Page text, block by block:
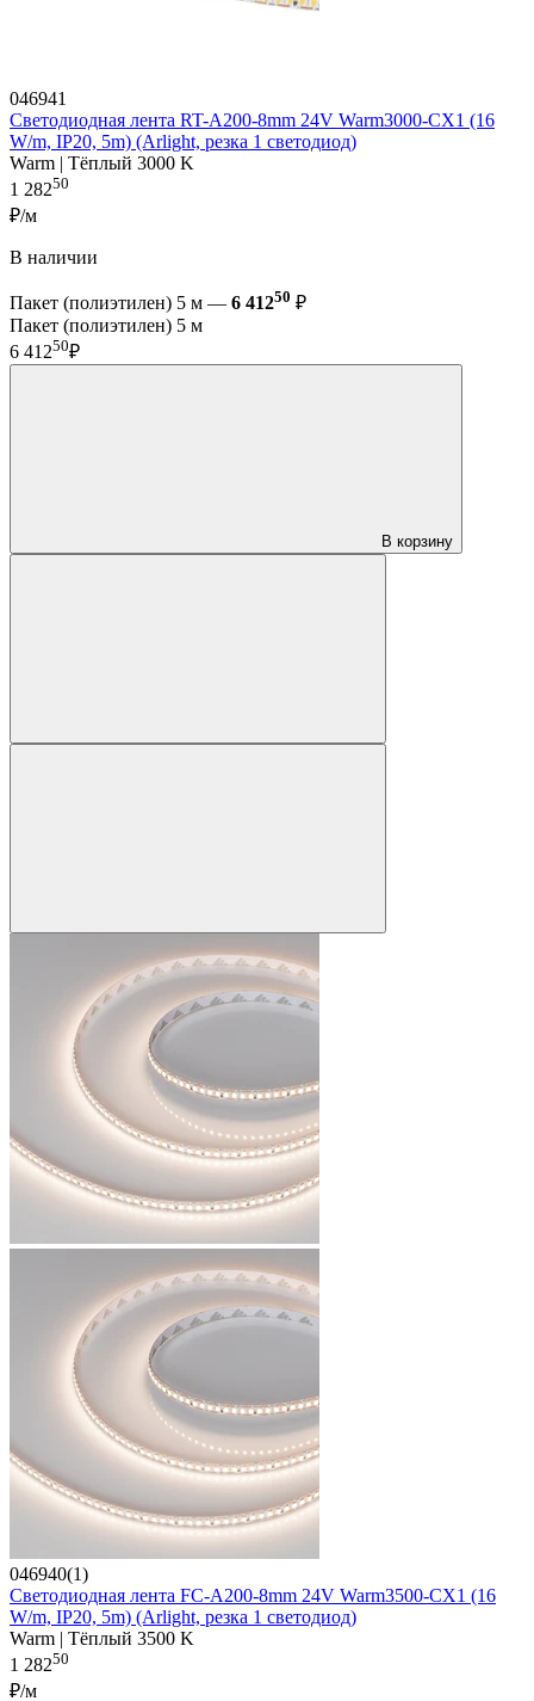
046941
Светодиодная лента RT-A200-8mm 24V Warm3000-CX1 (16
W/m, IP20, 5m) (Arlight, резка 1 светодиод)
Warm | Тёплый 3000 K
1 28250
₽/м
В наличии
Пакет (полиэтилен) 5 м — 6 41250 ₽
Пакет (полиэтилен) 5 м
6 41250₽
В корзину
046940(1)
Светодиодная лента FC-A200-8mm 24V Warm3500-CX1 (16
W/m, IP20, 5m) (Arlight, резка 1 светодиод)
Warm | Тёплый 3500 K
1 28250
₽/м